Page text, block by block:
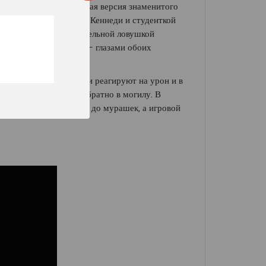
лет. Современная версия знаменитого
новичком Леоном С. Кеннеди и студенткой
обернувшемся смертельной ловушкой
во всей полноте – глазами обоих
графики. Тела зомби реагируют на урон и в
мертвецов обратно в могилу. В
и пробирающим до мурашек, а игровой